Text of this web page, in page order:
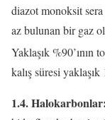
diazot monoksit
az bulunan bir gaz
Yaklaşık
kalış süresi yaklaşık
1.4.Halokarbonlar: